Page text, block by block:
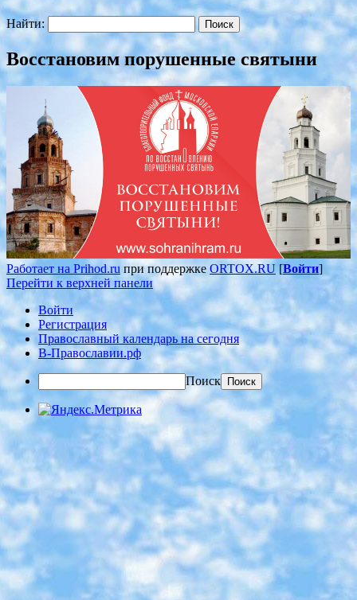
Найти:
Восстановим порушенные святыни
Работает на Prihod.ru при поддержке ORTOX.RU [Войти]
Перейти к верхней панели
Войти
Регистрация
Православный календарь на сегодня
В-Православии.рф
Поиск